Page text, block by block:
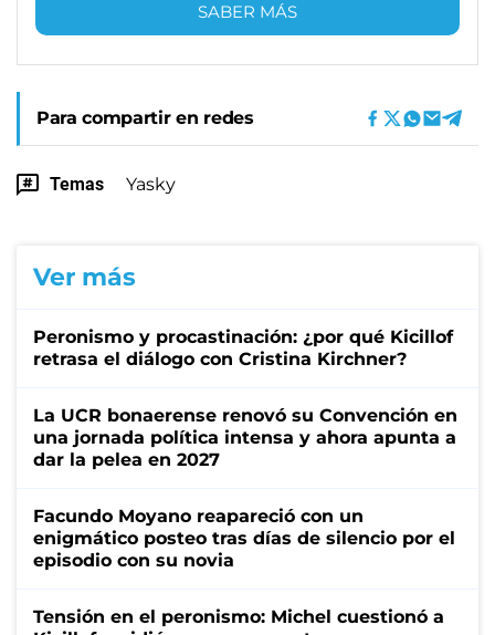
SABER MÁS
Para compartir en redes
Temas Yasky
Ver más
Peronismo y procastinación: ¿por qué Kicillof
retrasa el diálogo con Cristina Kirchner?
La UCR bonaerense renovó su Convención en
una jornada política intensa y ahora apunta a
dar la pelea en 2027
Facundo Moyano reapareció con un
enigmático posteo tras días de silencio por el
episodio con su novia
Tensión en el peronismo: Michel cuestionó a